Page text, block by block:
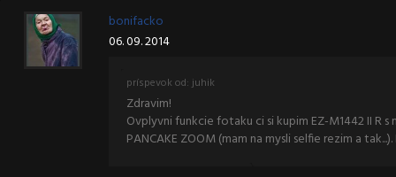
bonifacko
06. 09. 2014
príspevok od: juhik
Zdravim!
Ovplyvni funkcie fotaku ci si kupim EZ-M1442 II
PANCAKE ZOOM (mam na mysli selfie rezim a